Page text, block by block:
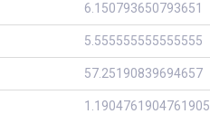
6.150793650793651
5.555555555555555
57.25190839694657
1.1904761904761905